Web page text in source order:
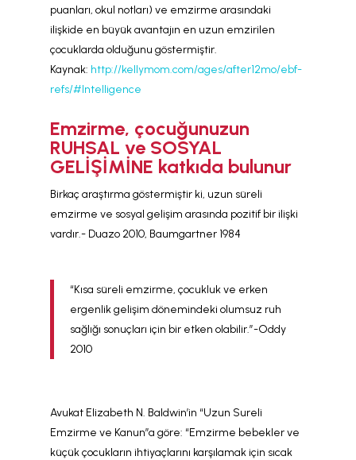
puanları, okul notları) ve emzirme arasındaki
ilişkide en büyük avantajın en uzun emzirilen
çocuklarda olduğunu göstermiştir.
Kaynak: http://kellymom.com/ages/after12mo/ebf-
refs/#Intelligence
Emzirme, çocuğunuzun
RUHSAL ve SOSYAL
GELİŞİMİNE katkıda bulunur
Birkaç araştırma göstermiştir ki, uzun süreli
emzirme ve sosyal gelişim arasında pozitif bir ilişki
vardır.- Duazo 2010, Baumgartner 1984
“Kısa süreli emzirme, çocukluk ve erken
ergenlik gelişim dönemindeki olumsuz ruh
sağlığı sonuçları için bir etken olabilir.”-Oddy
2010
Avukat Elizabeth N. Baldwin’in “Uzun Sureli
Emzirme ve Kanun”a göre: “Emzirme bebekler ve
küçük çocukların ihtiyaçlarını karşılamak için sıcak